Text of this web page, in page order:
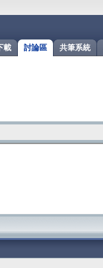
共筆系統
討論區
載